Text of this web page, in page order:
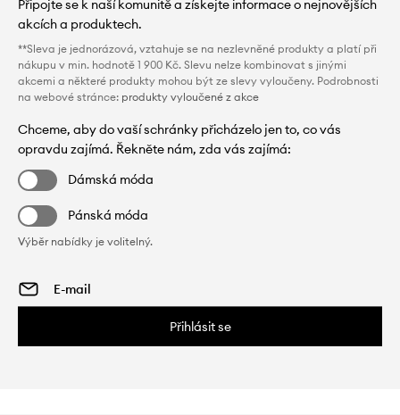
Připojte se k naší komunitě a získejte informace o nejnovějších
akcích a produktech.
**Sleva je jednorázová, vztahuje se na nezlevněné produkty a platí při
nákupu v min. hodnotě 1 900 Kč. Slevu nelze kombinovat s jinými
akcemi a některé produkty mohou být ze slevy vyloučeny. Podrobnosti
na webové stránce: produkty vyloučené z akce
Chceme, aby do vaší schránky přicházelo jen to, co vás
opravdu zajímá. Řekněte nám, zda vás zajímá:
Dámská móda
Pánská móda
Výběr nabídky je volitelný.
Přihlásit se